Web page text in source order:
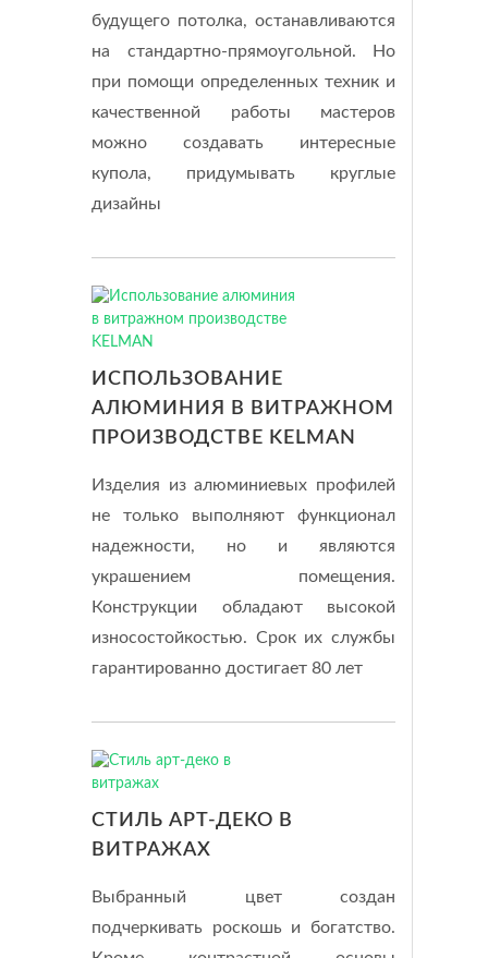
будущего потолка, останавливаются
на стандартно-прямоугольной. Но
при помощи определенных техник и
качественной работы мастеров
можно создавать интересные
купола, придумывать круглые
дизайны
ИСПОЛЬЗОВАНИЕ
АЛЮМИНИЯ В ВИТРАЖНОМ
ПРОИЗВОДСТВЕ KELMAN
Изделия из алюминиевых профилей
не только выполняют функционал
надежности, но и являются
украшением помещения.
Конструкции обладают высокой
износостойкостью. Срок их службы
гарантированно достигает 80 лет
СТИЛЬ АРТ-ДЕКО В
ВИТРАЖАХ
Выбранный цвет создан
подчеркивать роскошь и богатство.